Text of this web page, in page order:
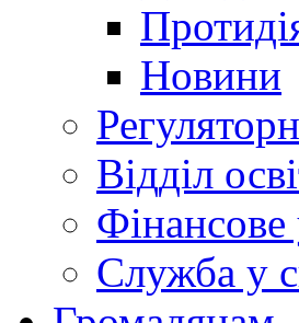
Новини
Відділ
Служба у